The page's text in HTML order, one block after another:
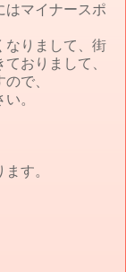
はマイナースポ
なりまして、街
おりまして、
で、
。
す。